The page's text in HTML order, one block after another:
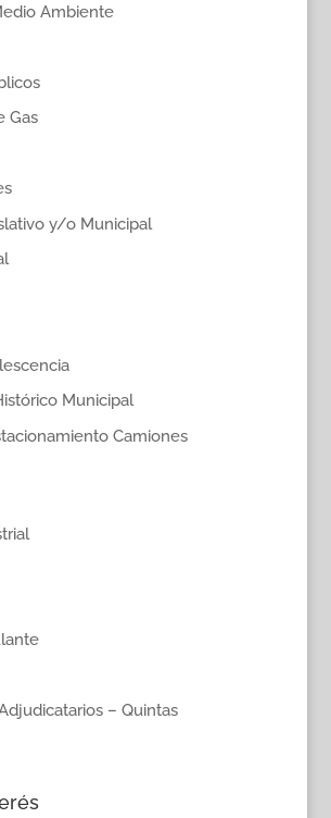
Ambiente
Gas
y/o Municipal
Municipal
Camiones
– Quintas